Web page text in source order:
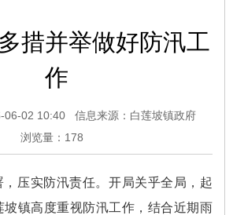
措并举做好防汛工
作
06-02 10:40
信息来源：白莲坡镇政府
浏览量： 178
，压实防汛责任。开局关乎全局，起
坡镇高度重视防汛工作，结合近期雨